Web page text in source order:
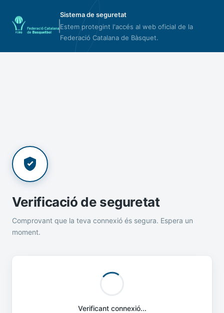
Sistema de seguretat
Estem protegint l'accés al web oficial de la
Federació Catalana de Bàsquet.
Verificació de seguretat
Comprovant que la teva connexió és segura. Espera un
moment.
Verificant connexió...